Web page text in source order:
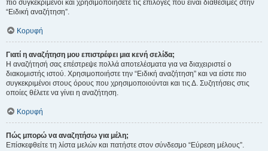
πιο συγκεκριμένοι και χρησιμοποιήσετε τις επιλογές που είναι διαθέσιμες στην
“Ειδική αναζήτηση”.
Κορυφή
Γιατί η αναζήτηση μου επιστρέφει μια κενή σελίδα;
Η αναζήτησή σας επέστρεψε πολλά αποτελέσματα για να διαχειριστεί ο
διακομιστής ιστού. Χρησιμοποιήστε την “Ειδική αναζήτηση” και να είστε πιο
συγκεκριμένοι στους όρους που χρησιμοποιούνται και τις Δ. Συζητήσεις στις
οποίες θέλετε να γίνει η αναζήτηση.
Κορυφή
Πώς μπορώ να αναζητήσω για μέλη;
Επίσκεφθείτε τη λίστα μελών και πατήστε στον σύνδεσμο “Εύρεση μέλους”.